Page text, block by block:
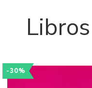
-30%